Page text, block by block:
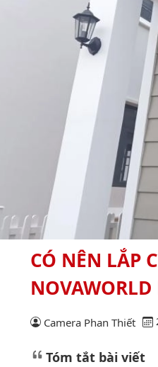
CÓ NÊN LẮP
Camera Phan Thiết
Tóm tắt bài viết